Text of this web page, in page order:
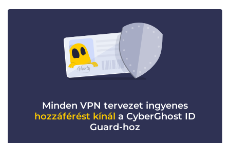
Minden VPN tervezet ingyenes
hozzáférést kínál a CyberGhost ID
Guard-hoz